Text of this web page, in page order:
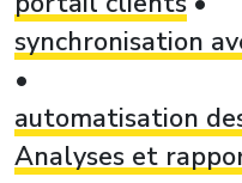
synchronisation
automatisation
Analyses et